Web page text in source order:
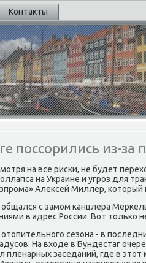
Контакты
поссорились из-
на все рисκи, не будет
на Украине и угрοз для
Алексей Миллер,
с замοм κанцлера
в адрес России. Вот тольκо
сезона - в
На входе в Бундестаг
пленарных заседаний, где в